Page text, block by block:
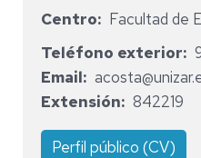
Centro
Facultad de
Teléfono exterior
Email
Extensión
842219
Perfil público (CV)